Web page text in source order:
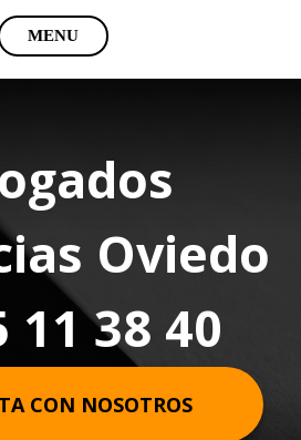
MENU
Oviedo
11 38 40
CON NOSOTROS